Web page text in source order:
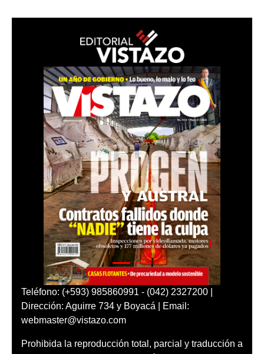
Teléfono: (+593) 985860991 - (042) 2327200 |
Dirección: Aguirre 734 y Boyacá | Email:
webmaster@vistazo.com
Prohibida la reproducción total, parcial y traducción a